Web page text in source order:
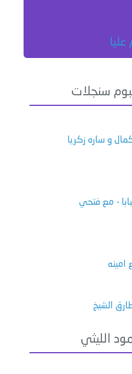
عليا
سنجلات
و ساره زكريا
- مع فتحي
امينه
الشيخ
الليثي